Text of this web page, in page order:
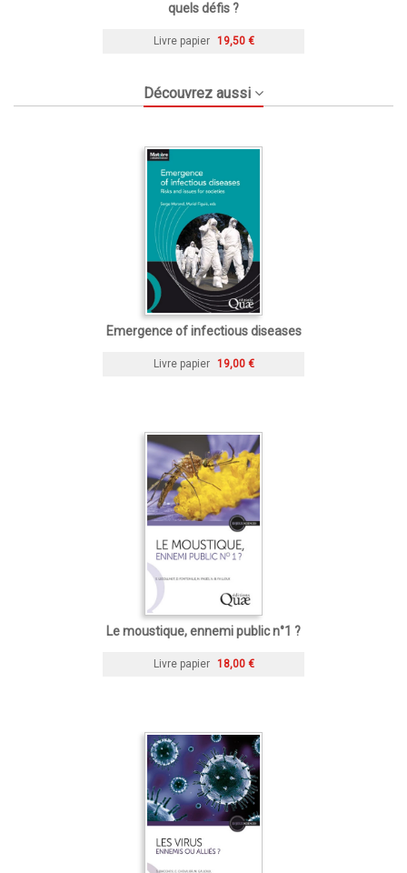
quels défis ?
Livre papier 19,50 €
Découvrez aussi
Emergence of infectious diseases
Livre papier 19,00 €
Le moustique, ennemi public n°1 ?
Livre papier 18,00 €